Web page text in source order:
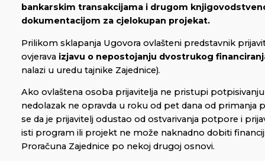
bankarskim transakcijama i drugom
dokumentacijom za cjelokupan projekat.
Prilikom sklapanja Ugovora ovlašteni predstavnik
ovjerava izjavu o nepostojanju dvostrukog
nalazi u uredu tajnike Zajednice).
Ako ovlaštena osoba prijavitelja ne pristupi potpisivanju
nedolazak ne opravda u roku od pet dana od primanja
se da je prijavitelj odustao od ostvarivanja potpore i
isti program ili projekt ne može naknadno dobiti
Proračuna Zajednice po nekoj drugoj osnovi.